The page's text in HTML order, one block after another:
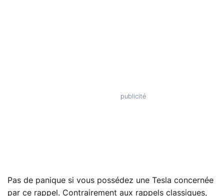
Pas de panique si vous possédez une Tesla concernée
par ce rappel. Contrairement aux rappels classiques,